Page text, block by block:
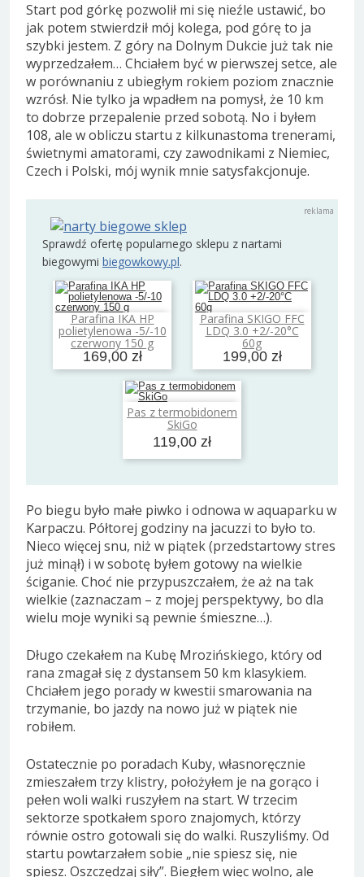
Start pod górkę pozwolił mi się nieźle ustawić, bo
jak potem stwierdził mój kolega, pod górę to ja
szybki jestem. Z góry na Dolnym Dukcie już tak nie
wyprzedzałem… Chciałem być w pierwszej setce, ale
w porównaniu z ubiegłym rokiem poziom znacznie
wzrósł. Nie tylko ja wpadłem na pomysł, że 10 km
to dobrze przepalenie przed sobotą. No i byłem
108, ale w obliczu startu z kilkunastoma trenerami,
świetnymi amatorami, czy zawodnikami z Niemiec,
Czech i Polski, mój wynik mnie satysfakcjonuje.
Sprawdź ofertę popularnego sklepu z nartami
biegowymi biegowkowy.pl.
Parafina IKA HP
polietylenowa -5/-10
czerwony 150 g
169,00 zł
Dodaj do koszyka Parafina SKIGO FFC
LDQ 3.0 +2/-20°C
60g
199,00 zł
Dodaj do koszyka
Pas z termobidonem
SkiGo
119,00 zł
Dodaj do koszyka
Po biegu było małe piwko i odnowa w aquaparku w
Karpaczu. Półtorej godziny na jacuzzi to było to.
Nieco więcej snu, niż w piątek (przedstartowy stres
już minął) i w sobotę byłem gotowy na wielkie
ściganie. Choć nie przypuszczałem, że aż na tak
wielkie (zaznaczam – z mojej perspektywy, bo dla
wielu moje wyniki są pewnie śmieszne…).
Długo czekałem na Kubę Mrozińskiego, który od
rana zmagał się z dystansem 50 km klasykiem.
Chciałem jego porady w kwestii smarowania na
trzymanie, bo jazdy na nowo już w piątek nie
robiłem.
Ostatecznie po poradach Kuby, własnoręcznie
zmieszałem trzy klistry, położyłem je na gorąco i
pełen woli walki ruszyłem na start. W trzecim
sektorze spotkałem sporo znajomych, którzy
równie ostro gotowali się do walki. Ruszyliśmy. Od
startu powtarzałem sobie „nie spiesz się, nie
spiesz. Oszczędzaj siły”. Biegłem więc wolno, ale